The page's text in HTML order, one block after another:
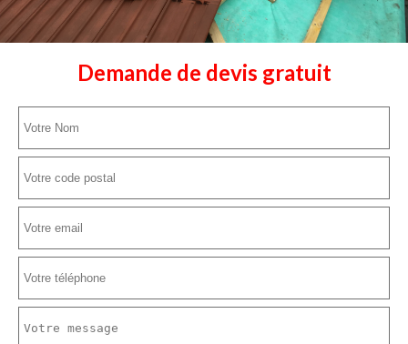
Demande de devis gratuit